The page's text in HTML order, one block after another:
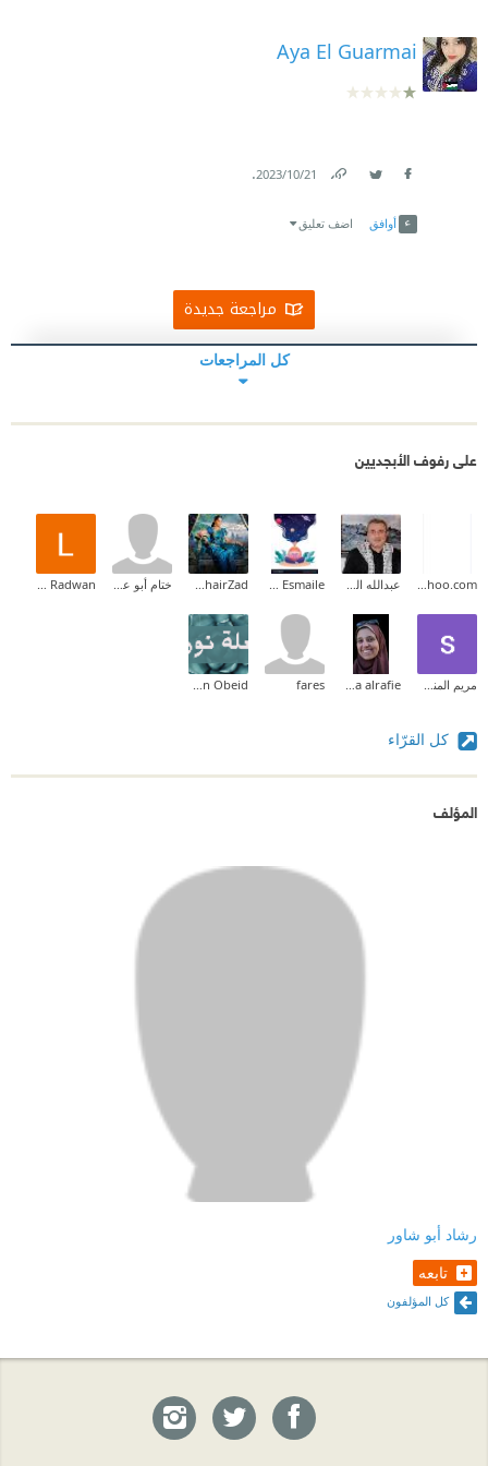
Aya El Guarmai
21‏/10‏/2023
.
أوافق اضف تعليق
مراجعة جديدة
كل المراجعات
على رفوف الأبجديين
fares
كل القرّاء
المؤلف
رشاد أبو شاور
تابعه
كل المؤلفون